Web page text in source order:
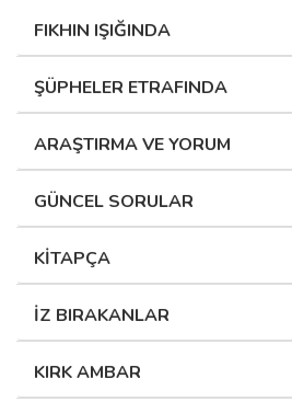
FIKHIN IŞIĞINDA
ŞÜPHELER ETRAFINDA
ARAŞTIRMA VE YORUM
GÜNCEL SORULAR
KİTAPÇA
İZ BIRAKANLAR
KIRK AMBAR